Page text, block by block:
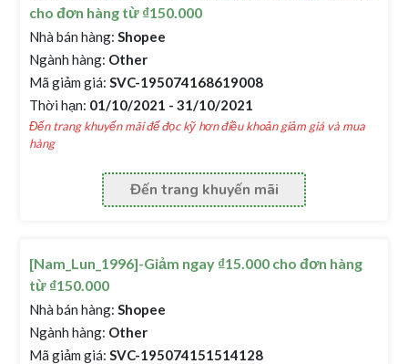
cho đơn hàng từ ₫150.000
Nhà bán hàng: Shopee
Ngành hàng: Other
Mã giảm giá: SVC-195074168619008
Thời hạn: 01/10/2021 - 31/10/2021
Đến trang khuyến mãi để đọc kỹ hơn điều khoản giảm giá và mua
hàng
Đến trang khuyến mãi
[Nam_Lun_1996]-Giảm ngay ₫15.000 cho đơn hàng
từ ₫150.000
Nhà bán hàng: Shopee
Ngành hàng: Other
Mã giảm giá: SVC-195074151514128